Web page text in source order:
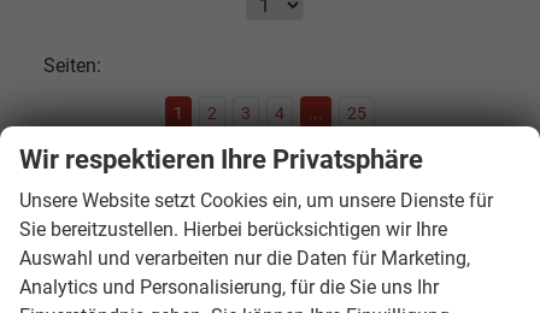
Seiten:
1 2 3 4 25
Fahrzeugnr.
SOFORT VERFÜGBAR
Audi
Wir respektieren Ihre Privatsphäre
Unsere Website setzt Cookies ein, um unsere Dienste für
Sie bereitzustellen. Hierbei berücksichtigen wir Ihre
Auswahl und verarbeiten nur die Daten für Marketing,
Analytics und Personalisierung, für die Sie uns Ihr